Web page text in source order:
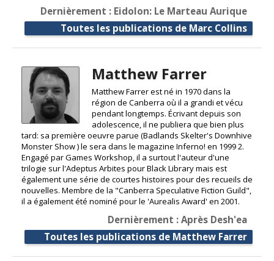
Dernièrement : Eidolon: Le Marteau Aurique
Toutes les publications de Marc Collins
Matthew Farrer
Matthew Farrer est né in 1970 dans la
région de Canberra où il a grandi et vécu
pendant longtemps. Écrivant depuis son
adolescence, il ne publiera que bien plus
tard: sa première oeuvre parue (Badlands Skelter's Downhive
Monster Show ) le sera dans le magazine Inferno! en 1999 2.
Engagé par Games Workshop, il a surtout l'auteur d'une
trilogie sur l'Adeptus Arbites pour Black Library mais est
également une série de courtes histoires pour des recueils de
nouvelles. Membre de la "Canberra Speculative Fiction Guild",
il a également été nominé pour le 'Aurealis Award' en 2001.
Dernièrement : Après Desh'ea
Toutes les publications de Matthew Farrer